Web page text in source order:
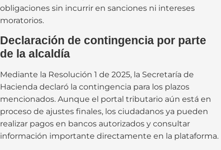
obligaciones sin incurrir en sanciones ni intereses
moratorios.
Declaración de contingencia por parte
de la alcaldía
Mediante la Resolución 1 de 2025, la Secretaría de
Hacienda declaró la contingencia para los plazos
mencionados. Aunque el portal tributario aún está en
proceso de ajustes finales, los ciudadanos ya pueden
realizar pagos en bancos autorizados y consultar
información importante directamente en la plataforma.